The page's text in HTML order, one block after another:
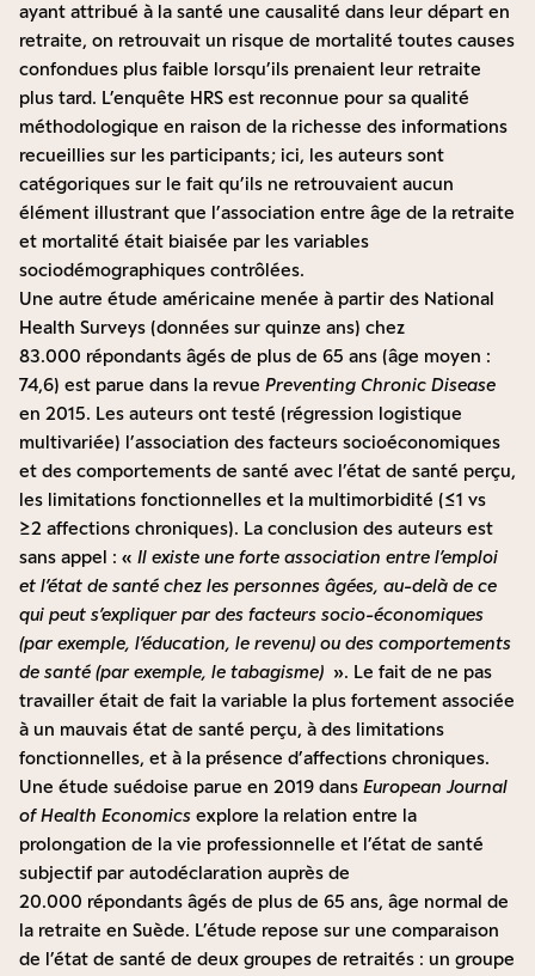
ayant attribué à la santé une causalité dans leur départ en
retraite, on retrouvait un risque de mortalité toutes causes
confondues plus faible lorsqu’ils prenaient leur retraite
plus tard. L’enquête HRS est reconnue pour sa qualité
méthodologique en raison de la richesse des informations
recueillies sur les participants ; ici, les auteurs sont
catégoriques sur le fait qu’ils ne retrouvaient aucun
élément illustrant que l’association entre âge de la retraite
et mortalité était biaisée par les variables
sociodémographiques contrôlées.
Une autre étude américaine menée à partir des National
Health Surveys (données sur quinze ans) chez
83.000 répondants âgés de plus de 65 ans (âge moyen :
74,6) est parue dans la revue Preventing Chronic Disease
en 2015. Les auteurs ont testé (régression logistique
multivariée) l’association des facteurs socioéconomiques
et des comportements de santé avec l’état de santé perçu,
les limitations fonctionnelles et la multimorbidité (≤1 vs
≥2 affections chroniques). La conclusion des auteurs est
sans appel : « Il existe une forte association entre l’emploi
et l’état de santé chez les personnes âgées, au-delà de ce
qui peut s’expliquer par des facteurs socio-économiques
(par exemple, l’éducation, le revenu) ou des comportements
de santé (par exemple, le tabagisme) ». Le fait de ne pas
travailler était de fait la variable la plus fortement associée
à un mauvais état de santé perçu, à des limitations
fonctionnelles, et à la présence d’affections chroniques.
Une étude suédoise parue en 2019 dans European Journal
of Health Economics explore la relation entre la
prolongation de la vie professionnelle et l’état de santé
subjectif par autodéclaration auprès de
20.000 répondants âgés de plus de 65 ans, âge normal de
la retraite en Suède. L’étude repose sur une comparaison
de l’état de santé de deux groupes de retraités : un groupe